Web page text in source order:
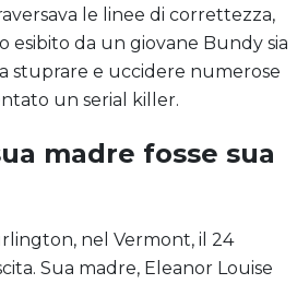
le linee di correttezza,
esibito da un giovane Bundy sia
stuprare e uccidere numerose
un serial killer.
madre fosse sua
nel Vermont, il 24
Sua madre, Eleanor Louise